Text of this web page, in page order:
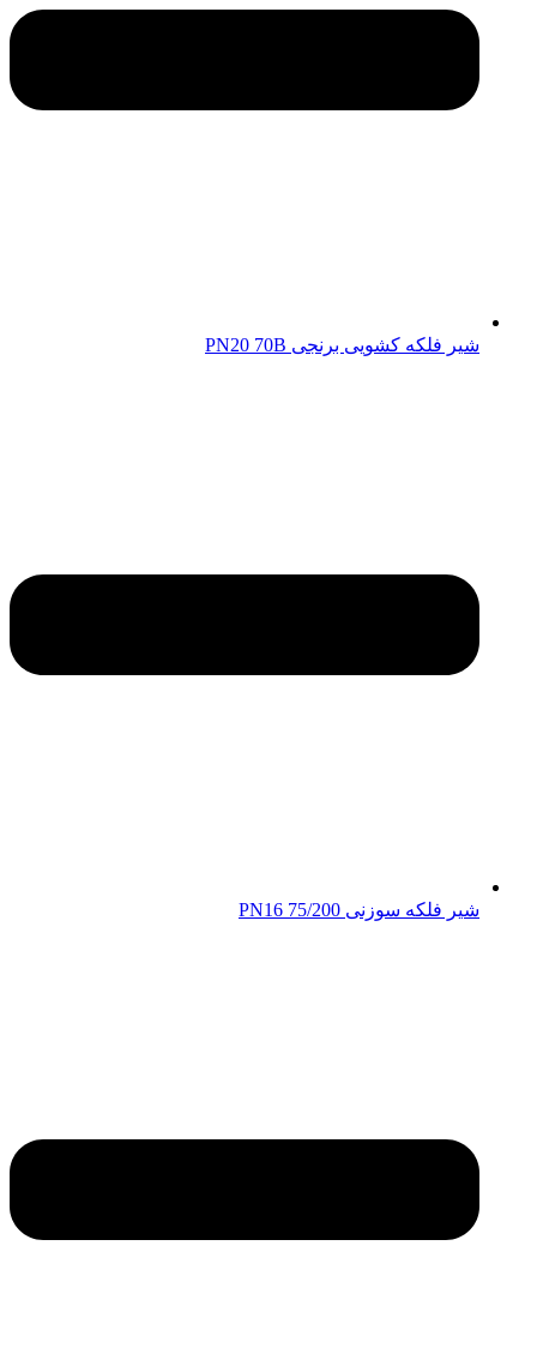
شیر فلکه کشویی برنجی PN20 70B
شیر فلکه سوزنی 75/200 PN16